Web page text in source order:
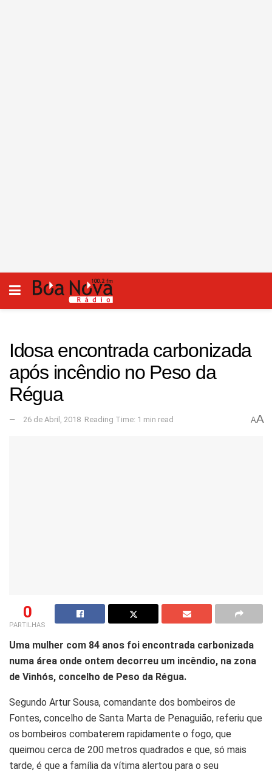
Idosa encontrada carbonizada
após incêndio no Peso da
Régua
26 de Abril, 2018 Reading Time: 1 min read AA
0
PARTILHAS
Uma mulher com 84 anos foi encontrada carbonizada
numa área onde ontem decorreu um incêndio, na zona
de Vinhós, concelho de Peso da Régua.
Segundo Artur Sousa, comandante dos bombeiros de
Fontes, concelho de Santa Marta de Penaguião, referiu que
os bombeiros combaterem rapidamente o fogo, que
queimou cerca de 200 metros quadrados e que, só mais
tarde, é que a família da vítima alertou para o seu